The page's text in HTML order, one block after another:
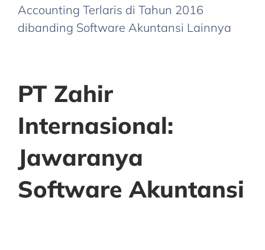
Accounting Terlaris di Tahun 2016
dibanding Software Akuntansi Lainnya
PT Zahir
Internasional:
Jawaranya
Software Akuntansi